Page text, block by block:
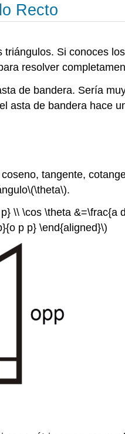
Recto
Si conoces
resolver
de bandera. Sería
asta de bandera hace
tangente,
\(\theta\).
\\ \cos \theta
p p} \end{aligned}\)